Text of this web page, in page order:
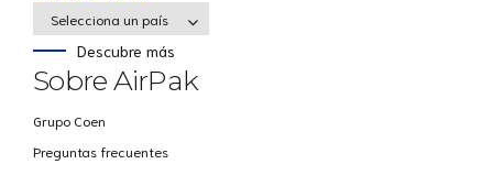
Selecciona un país
Descubre más
Sobre AirPak
Grupo Coen
Preguntas frecuentes